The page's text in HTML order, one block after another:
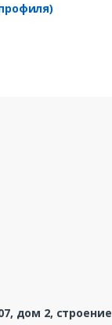
дом 2, строение